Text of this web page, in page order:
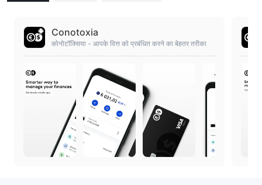
Conotoxia
कोनोटॉक्सिया - आपके वित्त को प्रबंधित करने का बेहतर तरीका